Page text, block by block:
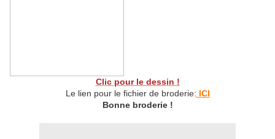
Clic pour le dessin !
Le lien pour le fichier de broderie: ICI
Bonne broderie !